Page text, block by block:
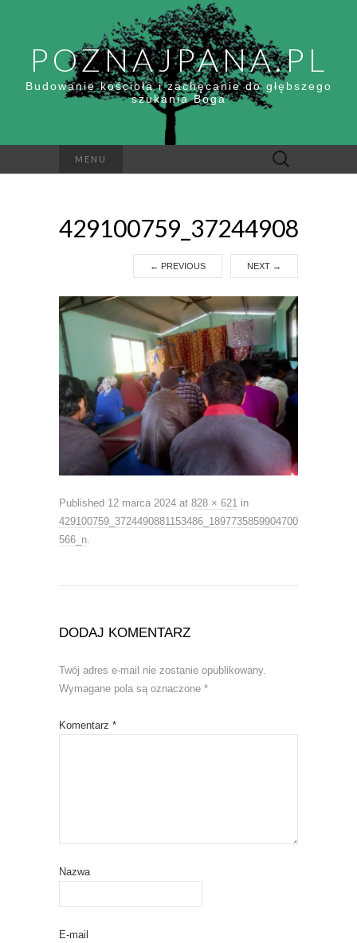
POZNAJPANA.PL
Budowanie kościoła i zachęcanie do głębszego
szukania Boga
MENU Szukaj:
← PREVIOUS NEXT →
Published 12 marca 2024 at 828 × 621 in
429100759_3724490881153486_1897735859904700
566_n.
DODAJ KOMENTARZ
Twój adres e-mail nie zostanie opublikowany.
Wymagane pola są oznaczone *
Komentarz *
Nazwa
E-mail